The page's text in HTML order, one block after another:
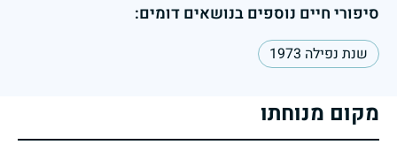
סיפורי חיים נוספים בנושאים דומים:
שנת נפילה 1973
מקום מנוחתו